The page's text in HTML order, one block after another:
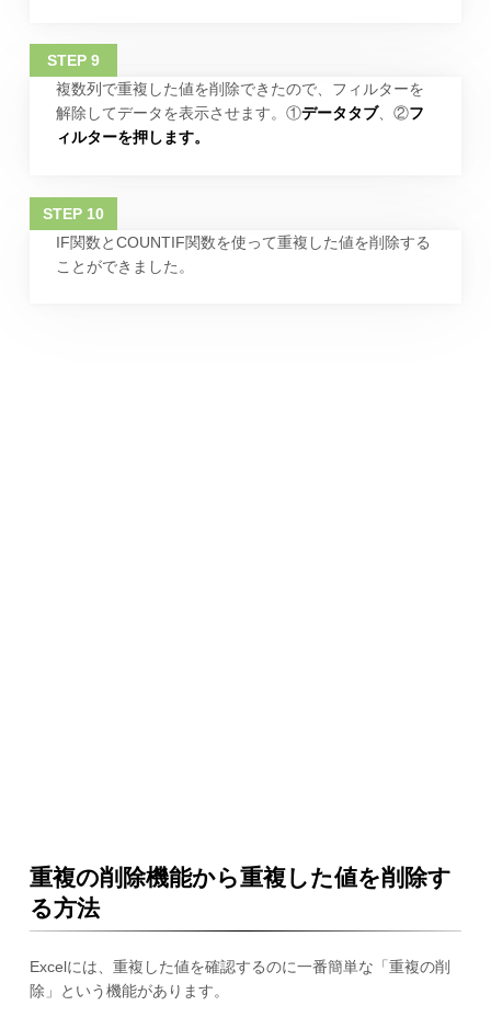
複数列で重複した値を削除できたので、フィルターを
解除してデータを表示させます。①データタブ、②フ
ィルターを押します。
IF関数とCOUNTIF関数を使って重複した値を削除する
ことができました。
重複の削除機能から重複した値を削除す
る方法
Excelには、重複した値を確認するのに一番簡単な「重複の削
除」という機能があります。